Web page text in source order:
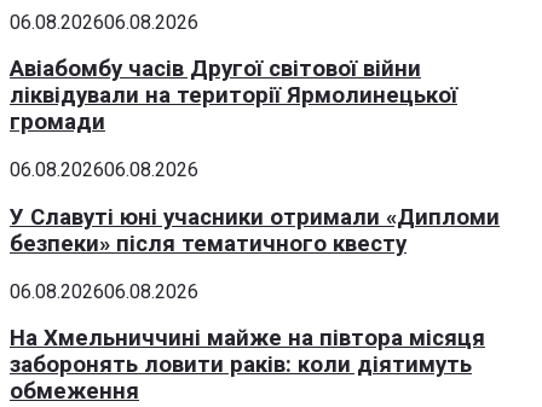
06.08.202606.08.2026
Авіабомбу часів Другої світової війни
ліквідували на території Ярмолинецької
громади
06.08.202606.08.2026
У Славуті юні учасники отримали «Дипломи
безпеки» після тематичного квесту
06.08.202606.08.2026
На Хмельниччині майже на півтора місяця
заборонять ловити раків: коли діятимуть
обмеження